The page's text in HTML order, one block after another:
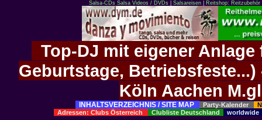
Salsa-CDs Salsa Videos / DVDs| Salsareisen| Reitshop:
Top-DJ mit eigener
Geburtstage,
Köln Aachen
INHALTSVERZEICHNIS / SITE MAP Party-Kalender
Adressen: Clubs Österreich
Clubliste Deutschland worldwide